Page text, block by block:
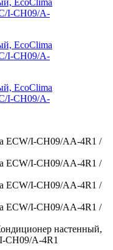
настенный,
CH09/A-4R1